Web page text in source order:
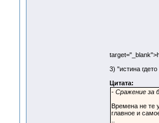
3) "истина
Цитата:
- Сражение за
Времена не те
главное и